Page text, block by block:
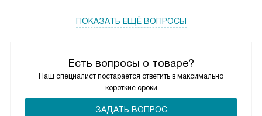
Есть вопросы о товаре?
Наш специалист постарается ответить в максимально
короткие сроки
ЗАДАТЬ ВОПРОС
ПОКАЗАТЬ ЕЩЁ ВОПРОСЫ